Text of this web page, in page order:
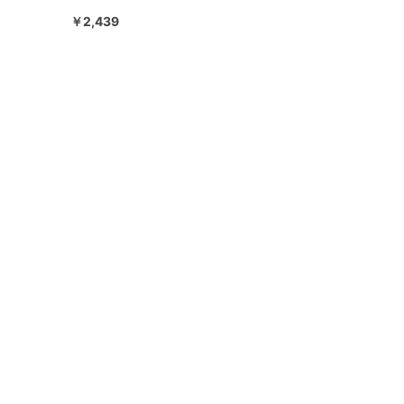
￥2,439